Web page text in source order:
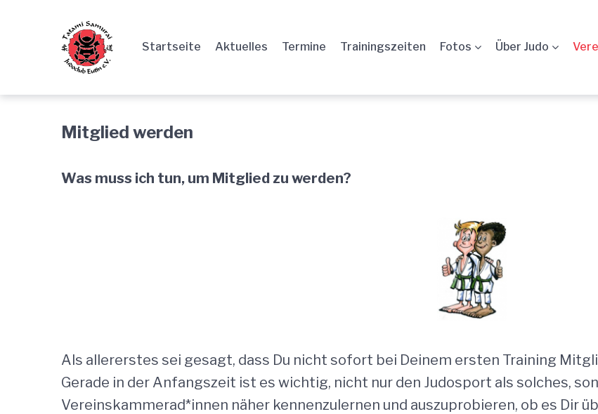
Hauptnavigation
Startseite Aktuelles Termine Trainingszeiten Fotos Über Judo
Mitglied werden
Was muss ich tun, um Mitglied zu werden?
Als allererstes sei gesagt, dass Du nicht sofort bei Deinem ersten Training
Gerade in der Anfangszeit ist es wichtig, nicht nur den Judosport als solches,
Vereinskammerad*innen näher kennenzulernen und auszuprobieren, ob es Dir